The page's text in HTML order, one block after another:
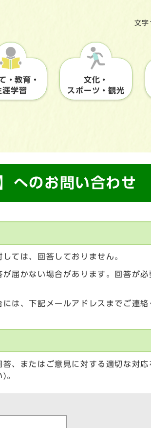
文字
・教育・
涯学習
文化・
スポーツ・観光
へのお問い合わせ
ては、回答しておりません。
届かない場合があります。回答が
は、下記メールアドレスまでご連絡
、またはご意見に対する適切な対
。